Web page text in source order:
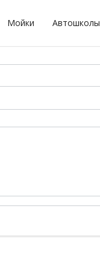
Мойки Автошколы